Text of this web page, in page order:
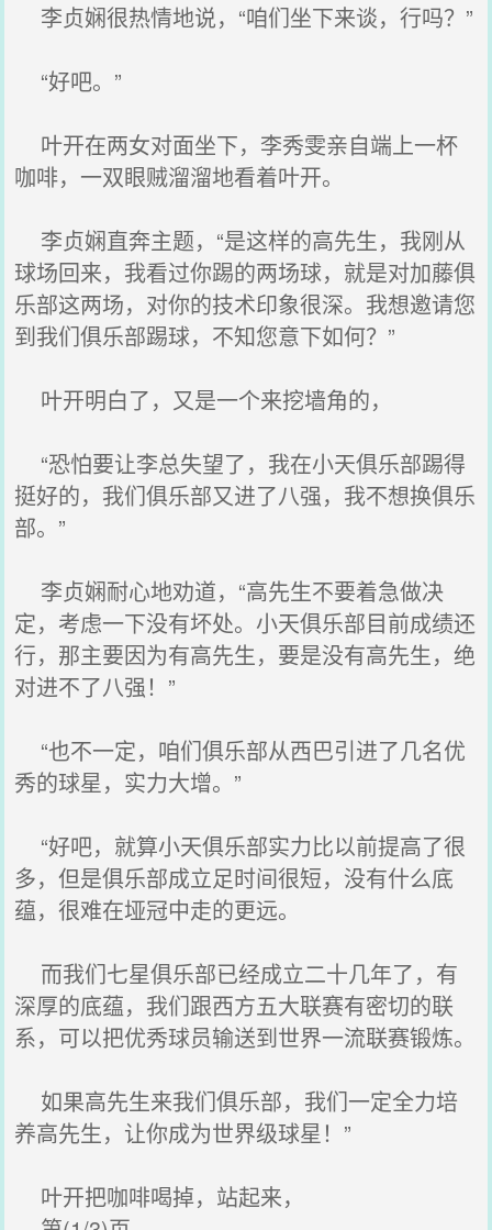
李贞娴很热情地说，“咱们坐下来谈，行吗？”
“好吧。”
叶开在两女对面坐下，李秀雯亲自端上一杯
咖啡，一双眼贼溜溜地看着叶开。
李贞娴直奔主题，“是这样的高先生，我刚从
球场回来，我看过你踢的两场球，就是对加藤俱
乐部这两场，对你的技术印象很深。我想邀请您
到我们俱乐部踢球，不知您意下如何？”
叶开明白了，又是一个来挖墙角的，
“恐怕要让李总失望了，我在小天俱乐部踢得
挺好的，我们俱乐部又进了八强，我不想换俱乐
部。”
李贞娴耐心地劝道，“高先生不要着急做决
定，考虑一下没有坏处。小天俱乐部目前成绩还
行，那主要因为有高先生，要是没有高先生，绝
对进不了八强！”
“也不一定，咱们俱乐部从西巴引进了几名优
秀的球星，实力大增。”
“好吧，就算小天俱乐部实力比以前提高了很
多，但是俱乐部成立足时间很短，没有什么底
蕴，很难在垭冠中走的更远。
而我们七星俱乐部已经成立二十几年了，有
深厚的底蕴，我们跟西方五大联赛有密切的联
系，可以把优秀球员输送到世界一流联赛锻炼。
如果高先生来我们俱乐部，我们一定全力培
养高先生，让你成为世界级球星！”
叶开把咖啡喝掉，站起来，